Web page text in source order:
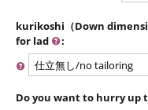
kurikoshi（Down
for lad
:
Do you want to hurry up